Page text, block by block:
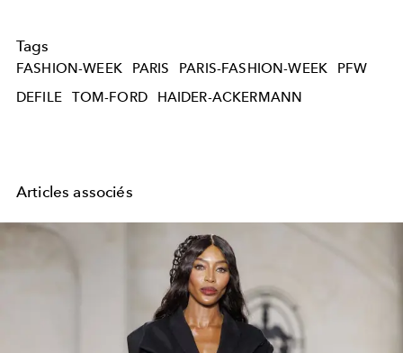
Tags
FASHION-WEEK PARIS PARIS-FASHION-WEEK
PFW
DEFILE
TOM-FORD HAIDER-ACKERMANN
Articles associés